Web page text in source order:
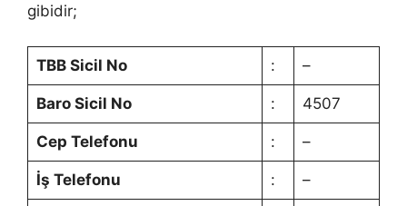
gibidir;
TBB Sicil No : –
Baro Sicil No : 4507
Cep Telefonu : –
İş Telefonu : –